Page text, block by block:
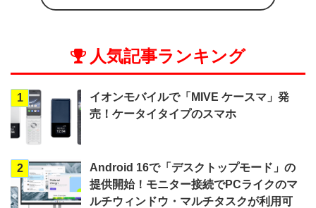
人気記事ランキング
1
イオンモバイルで「MIVE ケースマ」発
売！ケータイタイプのスマホ
2
Android 16で「デスクトップモード」の
提供開始！モニター接続でPCライクのマ
ルチウィンドウ・マルチタスクが利用可